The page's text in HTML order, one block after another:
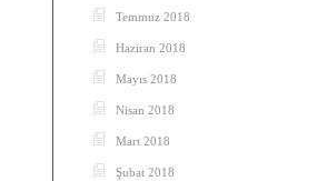
Temmuz 2018
Haziran 2018
Mayıs 2018
Nisan 2018
Mart 2018
Şubat 2018